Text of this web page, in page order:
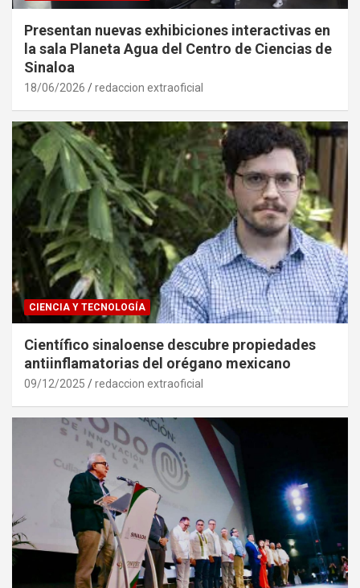
Presentan nuevas exhibiciones interactivas en
la sala Planeta Agua del Centro de Ciencias de
Sinaloa
18/06/2026 redaccion extraoficial
CIENCIA Y TECNOLOGÍA
Científico sinaloense descubre propiedades
antiinflamatorias del orégano mexicano
09/12/2025 redaccion extraoficial